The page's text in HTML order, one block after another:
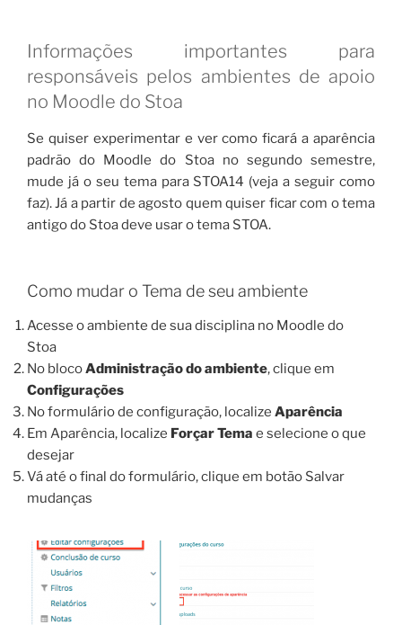
Informações importantes para
responsáveis pelos ambientes de apoio
no Moodle do Stoa
Se quiser experimentar e ver como ficará a aparência
padrão do Moodle do Stoa no segundo semestre,
mude já o seu tema para STOA14 (veja a seguir como
faz). Já a partir de agosto quem quiser ficar com o tema
antigo do Stoa deve usar o tema STOA.
Como mudar o Tema de seu ambiente
Acesse o ambiente de sua disciplina no Moodle do
Stoa
No blocoAdministração do ambiente, clique em
Configurações
No formulário de configuração, localize Aparência
Em Aparência, localize Forçar Tema e selecione o que
desejar
Vá até o final do formulário, clique em botão Salvar
mudanças